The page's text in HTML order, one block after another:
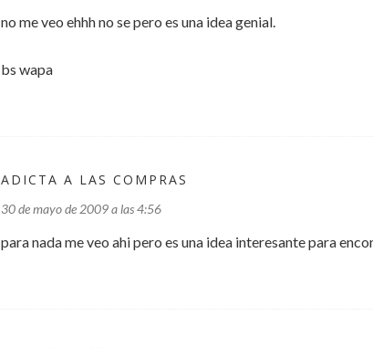
no me veo ehhh no se pero es una idea genial.
bs wapa
ADICTA A LAS COMPRAS
30 de mayo de 2009 a las 4:56
para nada me veo ahi pero es una idea interesante para